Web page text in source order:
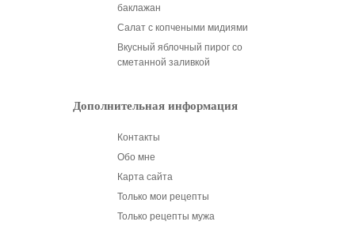
баклажан
Салат с копчеными мидиями
Вкусный яблочный пирог со
сметанной заливкой
Дополнительная информация
Контакты
Обо мне
Карта сайта
Только мои рецепты
Только рецепты мужа